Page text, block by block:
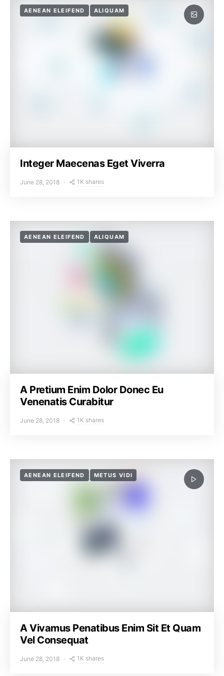
AENEAN ELEIFEND ALIQUAM
Integer Maecenas Eget Viverra
June 28, 2018 1K shares
AENEAN ELEIFEND ALIQUAM
A Pretium Enim Dolor Donec Eu
Venenatis Curabitur
June 28, 2018 1K shares
AENEAN ELEIFEND METUS VIDI
A Vivamus Penatibus Enim Sit Et Quam
Vel Consequat
June 28, 2018 1K shares